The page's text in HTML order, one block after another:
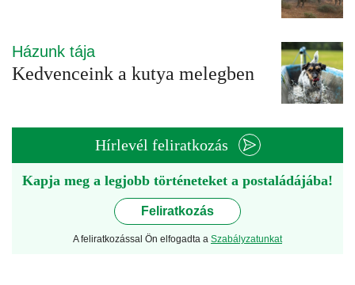
Házunk tája
Kedvenceink a kutya melegben
Hírlevél feliratkozás
Kapja meg a legjobb történeteket a postaládájába!
Feliratkozás
A feliratkozással Ön elfogadta a Szabályzatunkat